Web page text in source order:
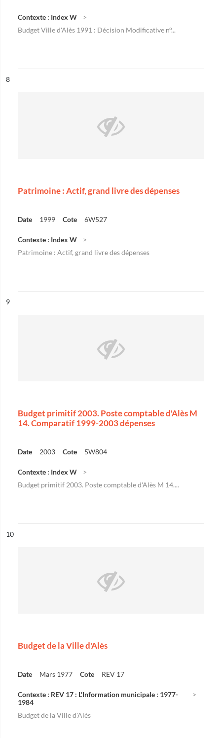
Contexte : Index W
Budget Ville d'Alès 1991 : Décision Modificative n°...
n°
8
Patrimoine : Actif, grand livre des dépenses
Date 1999 Cote 6W527
Contexte : Index W
Patrimoine : Actif, grand livre des dépenses
n°
9
Budget primitif 2003. Poste comptable d'Alès M
14. Comparatif 1999-2003 dépenses
Date 2003 Cote 5W804
Contexte : Index W
Budget primitif 2003. Poste comptable d'Alès M 14....
n°
10
Budget de la Ville d'Alès
Date Mars 1977 Cote REV 17
Contexte : REV 17 : L'Information municipale : 1977-
1984
Budget de la Ville d'Alès